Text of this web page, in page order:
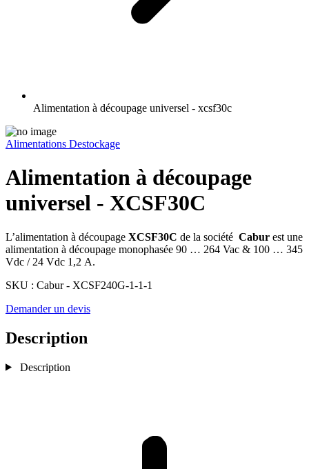
Alimentation à découpage universel - xcsf30c
Alimentations Destockage
Alimentation à découpage
universel - XCSF30C
L’alimentation à découpage XCSF30C de la société Cabur est une
alimentation à découpage monophasée 90 … 264 Vac & 100 … 345
Vdc / 24 Vdc 1,2 A.
SKU : Cabur - XCSF240G-1-1-1
Demander un devis
Description
Description